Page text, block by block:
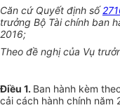
Căn cứ Quyết định số
trưởng Bộ Tài chính ban
2016;
Theo đề nghị của Vụ
Điều 1. Ban hành kèm
cải cách hành chính năm